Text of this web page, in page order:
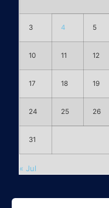
3 4 5
10 11 12
17 18 19
24 25 26
31
« Jul